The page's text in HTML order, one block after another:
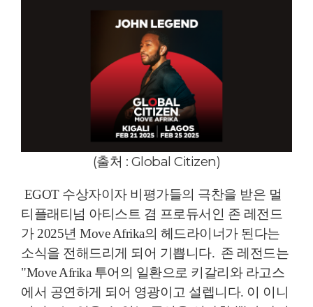
(출처 : Global Citizen)
EGOT 수상자이자 비평가들의 극찬을 받은 멀
티플래티넘 아티스트 겸 프로듀서인 존 레전드
가 2025년 Move Afrika의 헤드라이너가 된다는
소식을 전해드리게 되어 기쁩니다. 존 레전드는
"Move Afrika 투어의 일환으로 키갈리와 라고스
에서 공연하게 되어 영광이고 설렙니다. 이 이니